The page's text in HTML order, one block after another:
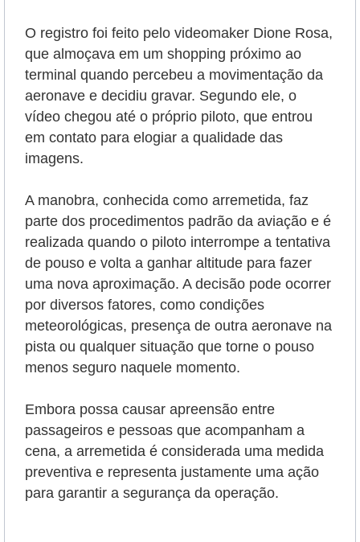
O registro foi feito pelo videomaker Dione Rosa,
que almoçava em um shopping próximo ao
terminal quando percebeu a movimentação da
aeronave e decidiu gravar. Segundo ele, o
vídeo chegou até o próprio piloto, que entrou
em contato para elogiar a qualidade das
imagens.
A manobra, conhecida como arremetida, faz
parte dos procedimentos padrão da aviação e é
realizada quando o piloto interrompe a tentativa
de pouso e volta a ganhar altitude para fazer
uma nova aproximação. A decisão pode ocorrer
por diversos fatores, como condições
meteorológicas, presença de outra aeronave na
pista ou qualquer situação que torne o pouso
menos seguro naquele momento.
Embora possa causar apreensão entre
passageiros e pessoas que acompanham a
cena, a arremetida é considerada uma medida
preventiva e representa justamente uma ação
para garantir a segurança da operação.